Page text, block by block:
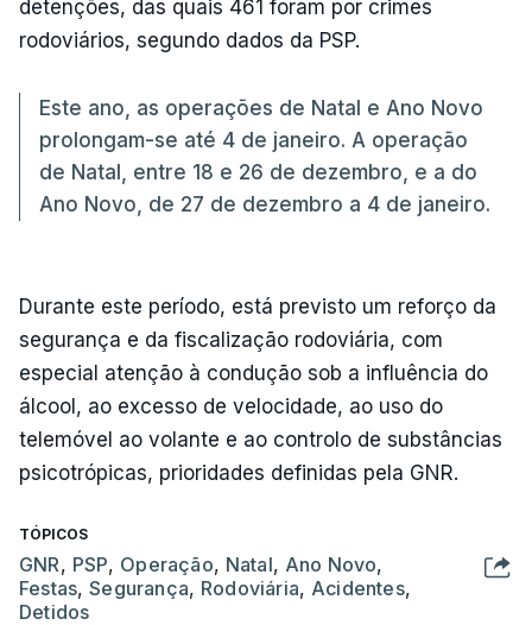
detenções, das quais 461 foram por crimes
rodoviários, segundo dados da PSP.
Este ano, as operações de Natal e Ano Novo
prolongam-se até 4 de janeiro. A operação
de Natal, entre 18 e 26 de dezembro, e a do
Ano Novo, de 27 de dezembro a 4 de janeiro.
Durante este período, está previsto um reforço da
segurança e da fiscalização rodoviária, com
especial atenção à condução sob a influência do
álcool, ao excesso de velocidade, ao uso do
telemóvel ao volante e ao controlo de substâncias
psicotrópicas, prioridades definidas pela GNR.
TÓPICOS
GNR, PSP, Operação, Natal, Ano Novo,
Festas,Segurança, Rodoviária, Acidentes,
Detidos